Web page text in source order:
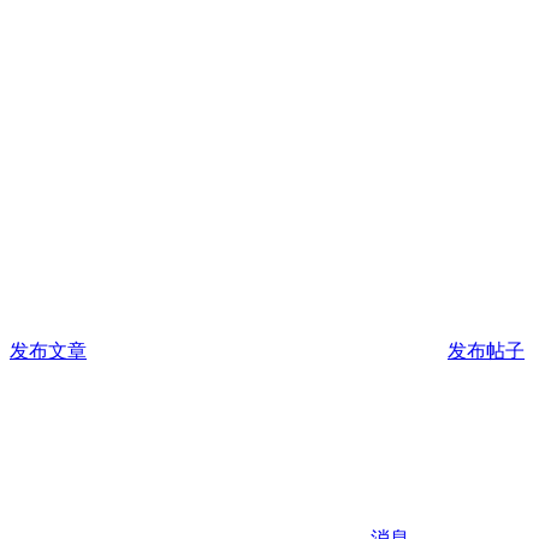
发布文章 发布帖子